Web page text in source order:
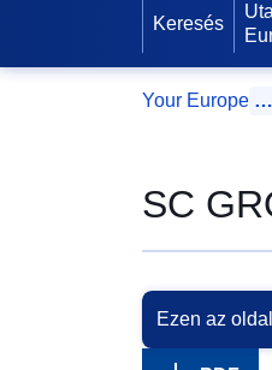
Keresés
Your Europe …
SC
Ezen az